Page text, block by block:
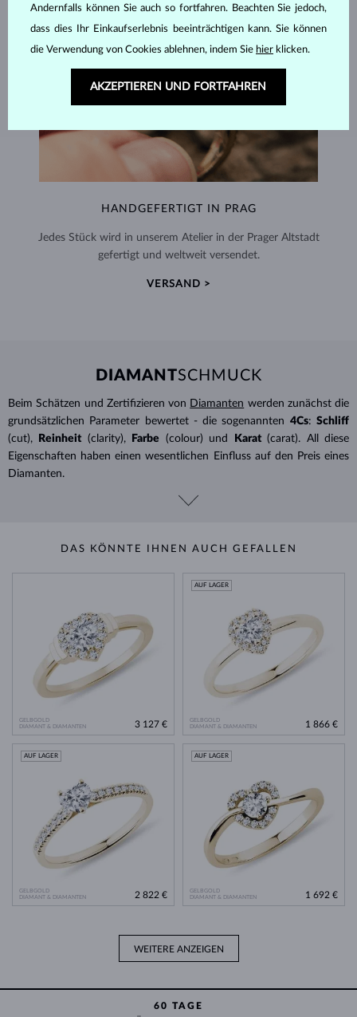
HANDGEFERTIGT IN PRAG
Jedes Stück wird in unserem Atelier in der Prager Altstadt
gefertigt und weltweit versendet.
VERSAND >
DIAMANTSCHMUCK
Beim Schätzen und Zertifizieren von Diamanten werden zunächst die
grundsätzlichen Parameter bewertet - die sogenannten 4Cs: Schliff
(cut),
Reinheit (clarity), Farbe (colour) und Karat (carat). All diese
Eigenschaften haben einen wesentlichen Einfluss auf den Preis eines
Diamanten.
DAS KÖNNTE IHNEN AUCH GEFALLEN
GELBGOLD
DIAMANT & DIAMANTEN
3 127 €
GELBGOLD
DIAMANT & DIAMANTEN
AUF LAGER
1 866 €
GELBGOLD
DIAMANT & DIAMANTEN
AUF LAGER
2 822 €
GELBGOLD
DIAMANT & DIAMANTEN
AUF LAGER
1 692 €
WEITERE ANZEIGEN
60 TAGE
Andernfalls können Sie auch so fortfahren. Beachten Sie jedoch,
dass dies Ihr Einkaufserlebnis beeinträchtigen kann. Sie können
die Verwendung von Cookies ablehnen, indem Sie hier klicken.
AKZEPTIEREN UND FORTFAHREN